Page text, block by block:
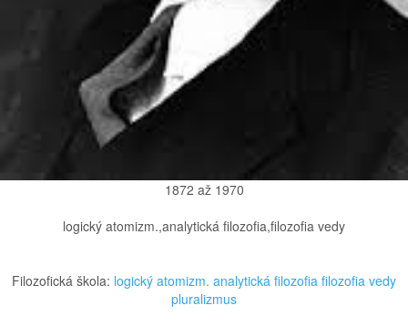
1872 až 1970
logický atomizm.,analytická filozofia,filozofia vedy
Filozofická škola: logický atomizm. analytická filozofia filozofia vedy
pluralizmus